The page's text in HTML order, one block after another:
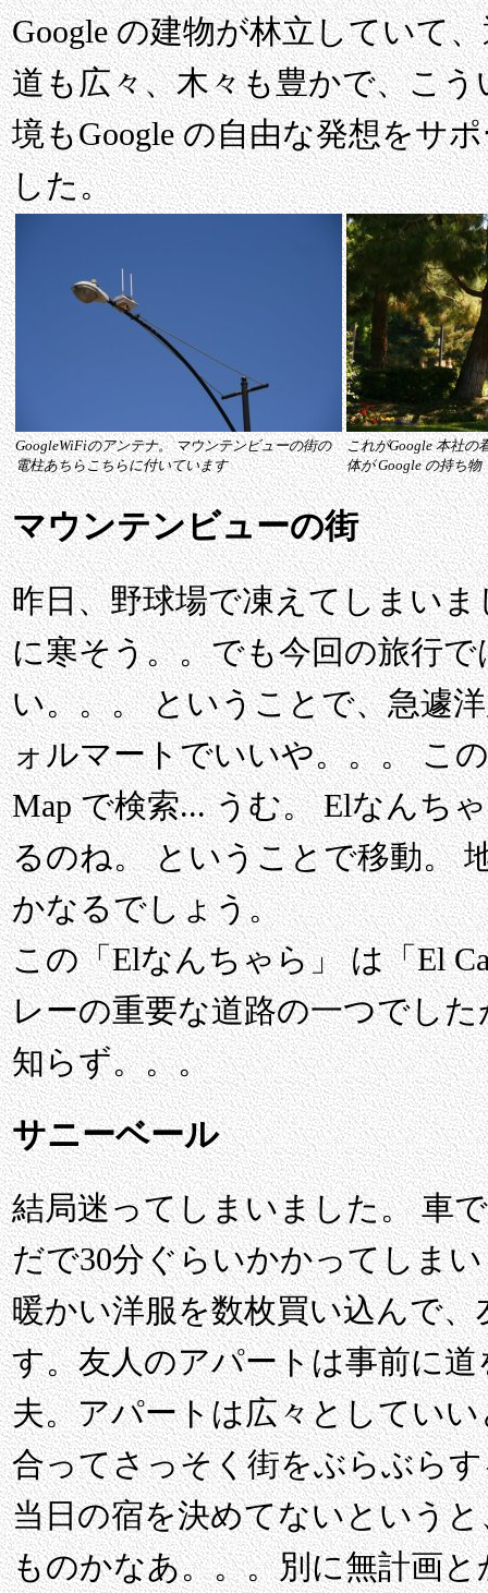
Google の建物が林立していて
道も広々、木々も豊かで、こ
境もGoogle の自由な発想をサ
した。
GoogleWiFiのアンテナ。 マウンテンビューの街の
電柱あちらこちらに付いています
これがGoogle 本社の
体が Google の持ち物
マウンテンビューの街
昨日、野球場で凍えてしまい
に寒そう。。でも今回の旅行
い。。。 ということで、急遽
ォルマートでいいや。。。 こ
Map で検索... うむ。 Elなんち
るのね。 ということで移動。
かなるでしょう。
この「Elなんちゃら」 は「El
レーの重要な道路の一つでし
知らず。。。
サニーベール
結局迷ってしまいました。 車
だで30分ぐらいかかってしま
暖かい洋服を数枚買い込んで
す。友人のアパートは事前に
夫。アパートは広々としてい
合ってさっそく街をぶらぶら
当日の宿を決めてないという
ものかなあ。。。別に無計画